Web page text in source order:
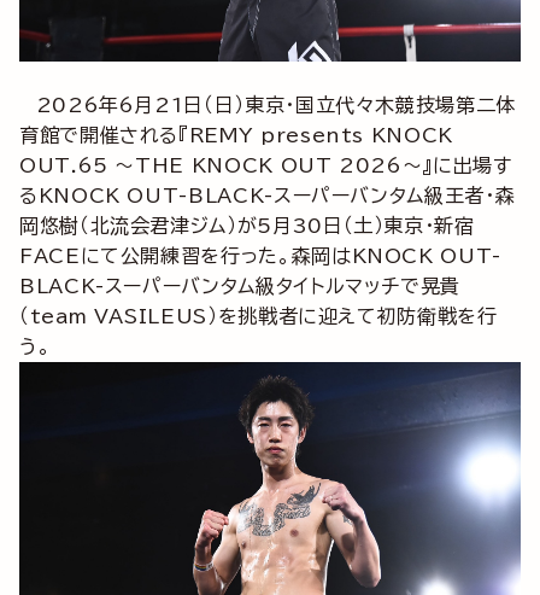
2026年6月21日（日）東京・国立代々木競技場第二体
育館で開催される『REMY presents KNOCK
OUT.65 ～THE KNOCK OUT 2026～』に出場す
るKNOCK OUT-BLACK-スーパーバンタム級王者・森
岡悠樹（北流会君津ジム）が5月30日（土）東京・新宿
FACEにて公開練習を行った。森岡はKNOCK OUT-
BLACK-スーパーバンタム級タイトルマッチで晃貴
（team VASILEUS）を挑戦者に迎えて初防衛戦を行
う。